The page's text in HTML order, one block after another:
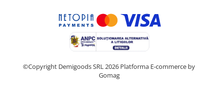
©Copyright Demigoods SRL 2026 Platforma E-commerce by
Gomag